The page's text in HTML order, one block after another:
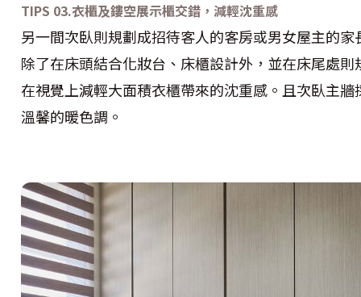
TIPS 03.衣櫃及鏤空展示櫃交錯，減輕沈重感
另一間次臥則規劃成招待客人的客房或男女屋主的
除了在床頭結合化妝台、床櫃設計外，並在床尾處
在視覺上減輕大面積衣櫃帶來的沈重感。且次臥主
溫馨的暖色調。